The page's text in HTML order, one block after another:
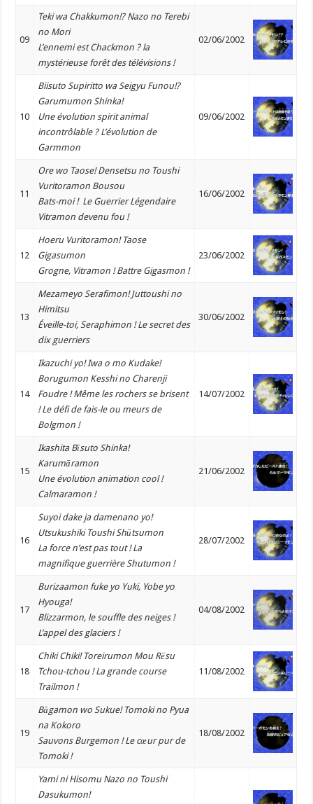
09
Teki wa Chakkumon!? Nazo no Terebi
no Mori
L’ennemi est Chackmon ? la
mystérieuse forêt des télévisions !
02/06/2002
10
Biisuto Supiritto wa Seigyu Funou!?
Garumumon Shinka!
Une évolution spirit animal
incontrôlable ? L’évolution de
Garmmon
09/06/2002
11
Ore wo Taose! Densetsu no Toushi
Vuritoramon Bousou
Bats-moi ! Le Guerrier Légendaire
Vitramon devenu fou !
16/06/2002
12
Hoeru Vuritoramon! Taose
Gigasumon
Grogne, Vitramon ! Battre Gigasmon !
23/06/2002
13
Mezameyo Serafimon! Juttoushi no
Himitsu
Éveille-toi, Seraphimon ! Le secret des
dix guerriers
30/06/2002
14
Ikazuchi yo! Iwa o mo Kudake!
Borugumon Kesshi no Charenji
Foudre ! Même les rochers se brisent
! Le défi de fais-le ou meurs de
Bolgmon !
14/07/2002
15
Ikashita Bīsuto Shinka!
Karumāramon
Une évolution animation cool !
Calmaramon !
21/06/2002
16
Suyoi dake ja damenano yo!
Utsukushiki Toushi Shūtsumon
La force n’est pas tout ! La
magnifique guerrière Shutumon !
28/07/2002
17
Burizaamon fuke yo Yuki, Yobe yo
Hyouga!
Blizzarmon, le souffle des neiges !
L’appel des glaciers !
04/08/2002
18
Chiki Chiki! Toreirumon Mou Rēsu
Tchou-tchou ! La grande course
Trailmon !
11/08/2002
19
Bāgamon wo Sukue! Tomoki no Pyua
na Kokoro
Sauvons Burgemon ! Le cœur pur de
Tomoki !
18/08/2002
Yami ni Hisomu Nazo no Toushi
Dasukumon!